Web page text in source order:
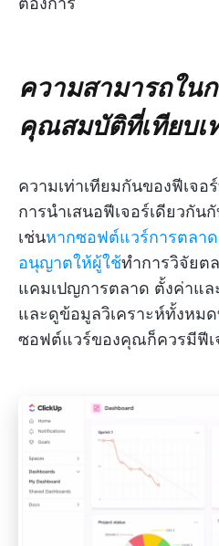
ความสามารถใน
คุณสมบัติที่เทียบเ
ความเท่าเทียมกันของฟีเจ
การนำเสนอฟีเจอร์เดียวกั
เช่นหากซอฟต์แวร์การตลา
อนุญาตให้ผู้ใช้ทำการวิจัยต
แคมเปญการตลาด ตั้งค่าแ
และดูข้อมูลวิเคราะห์ทั้งหม
ซอฟต์แวร์ของคุณก็ควรมีฟีเ